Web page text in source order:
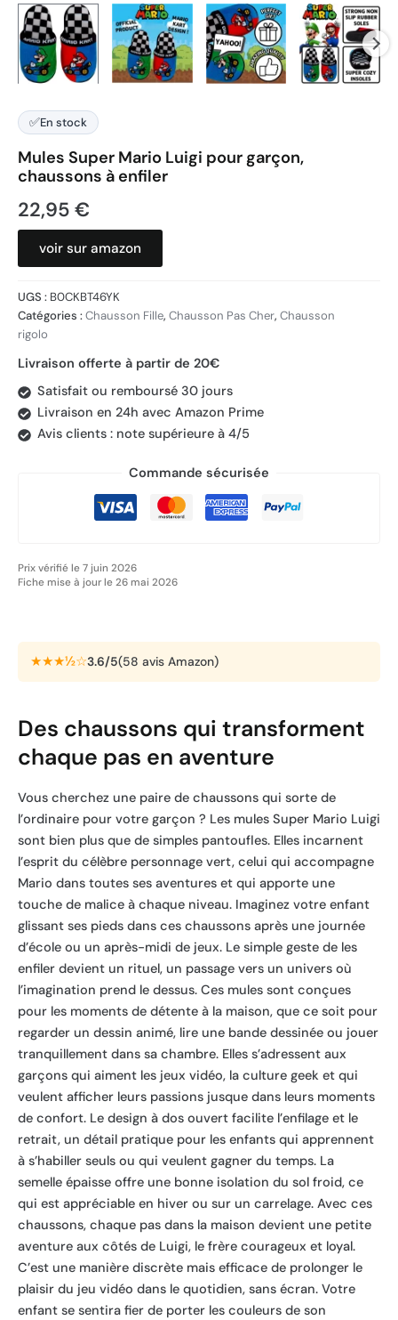
✅En stock
Mules Super Mario Luigi pour garçon,
chaussons à enfiler
22,95 €
voir sur amazon
UGS : B0CKBT46YK
Catégories :Chausson Fille, Chausson Pas Cher, Chausson
rigolo
Livraison offerte à partir de 20€
Satisfait ou remboursé 30 jours
Livraison en 24h avec Amazon Prime
Avis clients : note supérieure à 4/5
Commande sécurisée
Prix vérifié le 7 juin 2026
Fiche mise à jour le 26 mai 2026
★★★½☆3.6/5(58 avis Amazon)
Des chaussons qui transforment
chaque pas en aventure
Vous cherchez une paire de chaussons qui sorte de
l’ordinaire pour votre garçon ? Les mules Super Mario Luigi
sont bien plus que de simples pantoufles. Elles incarnent
l’esprit du célèbre personnage vert, celui qui accompagne
Mario dans toutes ses aventures et qui apporte une
touche de malice à chaque niveau. Imaginez votre enfant
glissant ses pieds dans ces chaussons après une journée
d’école ou un après-midi de jeux. Le simple geste de les
enfiler devient un rituel, un passage vers un univers où
l’imagination prend le dessus. Ces mules sont conçues
pour les moments de détente à la maison, que ce soit pour
regarder un dessin animé, lire une bande dessinée ou jouer
tranquillement dans sa chambre. Elles s’adressent aux
garçons qui aiment les jeux vidéo, la culture geek et qui
veulent afficher leurs passions jusque dans leurs moments
de confort. Le design à dos ouvert facilite l’enfilage et le
retrait, un détail pratique pour les enfants qui apprennent
à s’habiller seuls ou qui veulent gagner du temps. La
semelle épaisse offre une bonne isolation du sol froid, ce
qui est appréciable en hiver ou sur un carrelage. Avec ces
chaussons, chaque pas dans la maison devient une petite
aventure aux côtés de Luigi, le frère courageux et loyal.
C’est une manière discrète mais efficace de prolonger le
plaisir du jeu vidéo dans le quotidien, sans écran. Votre
enfant se sentira fier de porter les couleurs de son